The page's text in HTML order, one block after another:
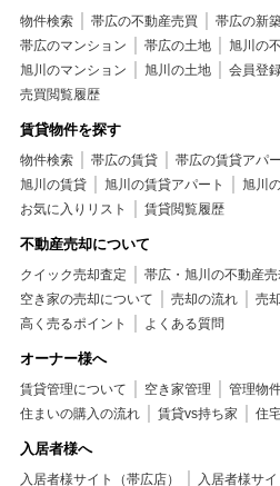
物件検索 帯広の不動産売買 帯広の新
帯広のマンション
帯広の土地 旭川の
旭川のマンション
旭川の土地 会員登
売買閲覧履歴
賃貸物件を探す
物件検索 帯広の賃貸 帯広の賃貸アパ
旭川の賃貸
旭川の賃貸アパート
旭川
お気に入りリスト
賃貸閲覧履歴
不動産売却について
クイック売却査定 帯広・旭川の不動産売
空き家の売却について
売却の流れ
売
高く売るポイント
よくある質問
オーナー様へ
賃貸管理について 空き家管理 管理物
住まいの購入の流れ
賃貸vs持ち家 住
入居者様へ
入居者様サイト（帯広店）
入居者様サイ